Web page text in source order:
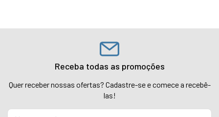
Receba todas as promoções
Quer receber nossas ofertas? Cadastre-se e comece a recebê-
las!